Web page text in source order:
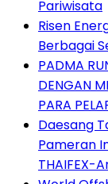
Pariwisata
Risen
Berbagai
PADMA
DENGAN
PARA
Daesang
Pameran
THAIFEX-